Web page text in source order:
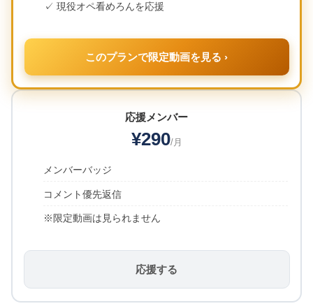
応援メンバー
¥290/月
メンバーバッジ
コメント優先返信
※限定動画は見られません
応援する
✓ 現役オペ看めろんを応援
このプランで限定動画を見る ›